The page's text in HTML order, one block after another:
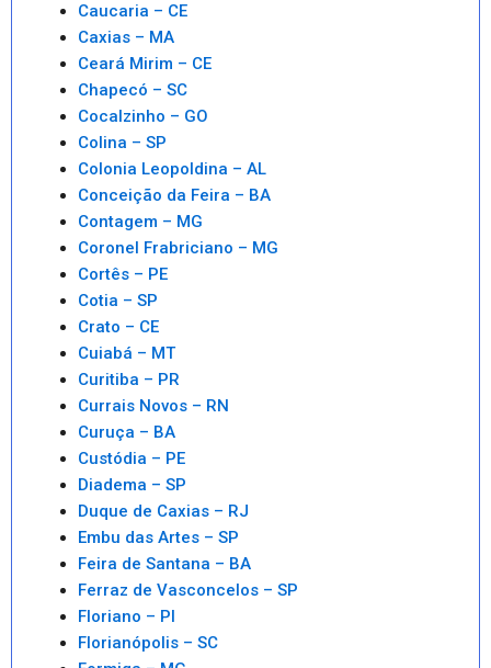
Caucaria – CE
Caxias – MA
Ceará Mirim – CE
Chapecó – SC
Cocalzinho – GO
Colina – SP
Colonia Leopoldina – AL
Conceição da Feira – BA
Contagem – MG
Coronel Frabriciano – MG
Cortês – PE
Cotia – SP
Crato – CE
Cuiabá – MT
Curitiba – PR
Currais Novos – RN
Curuça – BA
Custódia – PE
Diadema – SP
Duque de Caxias – RJ
Embu das Artes – SP
Feira de Santana – BA
Ferraz de Vasconcelos – SP
Floriano – PI
Florianópolis – SC